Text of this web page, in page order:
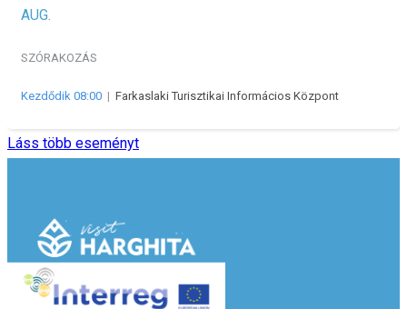
AUG.
SZÓRAKOZÁS
Kezdődik 08:00 | Farkaslaki Turisztikai Informácios Központ
Láss több eseményt